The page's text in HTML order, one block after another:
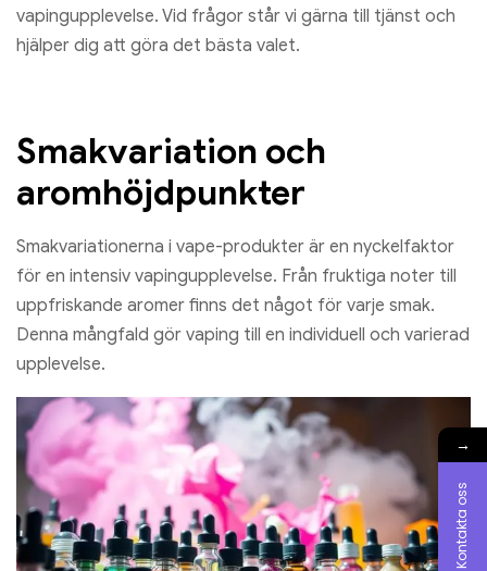
vapingupplevelse. Vid frågor står vi gärna till tjänst och
hjälper dig att göra det bästa valet.
Smakvariation och
aromhöjdpunkter
Smakvariationerna i vape-produkter är en nyckelfaktor
för en intensiv vapingupplevelse. Från fruktiga noter till
uppfriskande aromer finns det något för varje smak.
Denna mångfald gör vaping till en individuell och varierad
upplevelse.
→
Kontakta oss